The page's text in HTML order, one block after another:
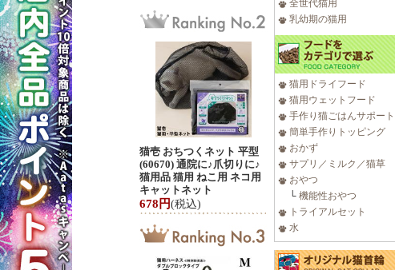
猫壱 おちつくネット 平型
(60670) 通院に♪爪切りに♪
猫用品 猫用 ねこ用 ネコ用
キャットネット
678円(税込)
全世代猫用
乳幼期の猫用
猫用ドライフード
猫用ウェットフード
手作り猫ごはんサポート
簡単手作りトッピング
おかず
サプリ／ミルク／猫草
おやつ
└ 機能性おやつ
トライアルセット
水